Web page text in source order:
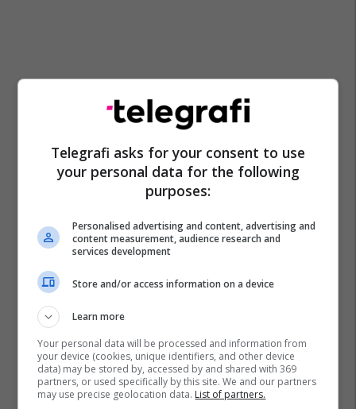
Telegrafi asks for your consent to use
your personal data for the following
purposes:
Personalised advertising and content, advertising and
content measurement, audience research and
services development
Store and/or access information on a device
Learn more
Your personal data will be processed and information from
your device (cookies, unique identifiers, and other device
data) may be stored by, accessed by and shared with 369
partners, or used specifically by this site. We and our partners
may use precise geolocation data. List of partners.